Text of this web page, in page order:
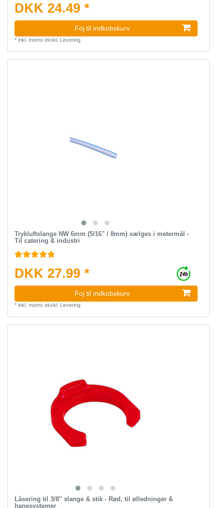
DKK 24.49 *
Foj til indkobskurv
* inkl. moms ekskl. Levering
Trykluftslange NW 6mm (5/16" / 8mm) sælges i metermål -
Til catering & industri
DKK 27.99 *
Foj til indkobskurv
* inkl. moms ekskl. Levering
Låsering til 3/8" slange & stik - Rød, til ølledninger &
hanesystemer